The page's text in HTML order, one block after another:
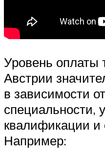
Уровень оплаты
Австрии
в зависимости
специальности,
квалификации и
Например: